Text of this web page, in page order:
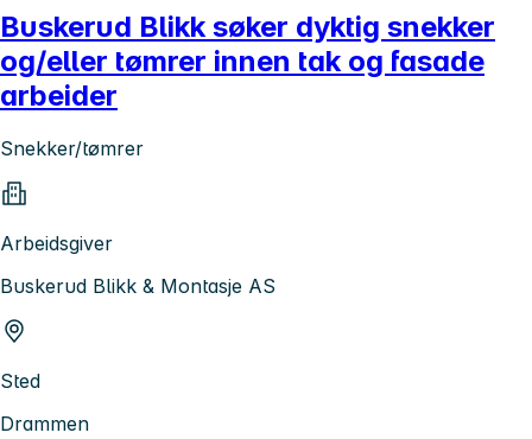
Buskerud Blikk søker dyktig snekker
og/eller tømrer innen tak og fasade
arbeider
Snekker/tømrer
Arbeidsgiver
Buskerud Blikk & Montasje AS
Sted
Drammen